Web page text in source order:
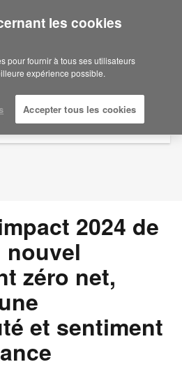
United States?
like to see Products we sell in
2024 de
nouvel
zéro net,
et sentiment
les cookies
pour fournir à tous ses utilisateurs
expérience possible.
Accepter tous les cookies